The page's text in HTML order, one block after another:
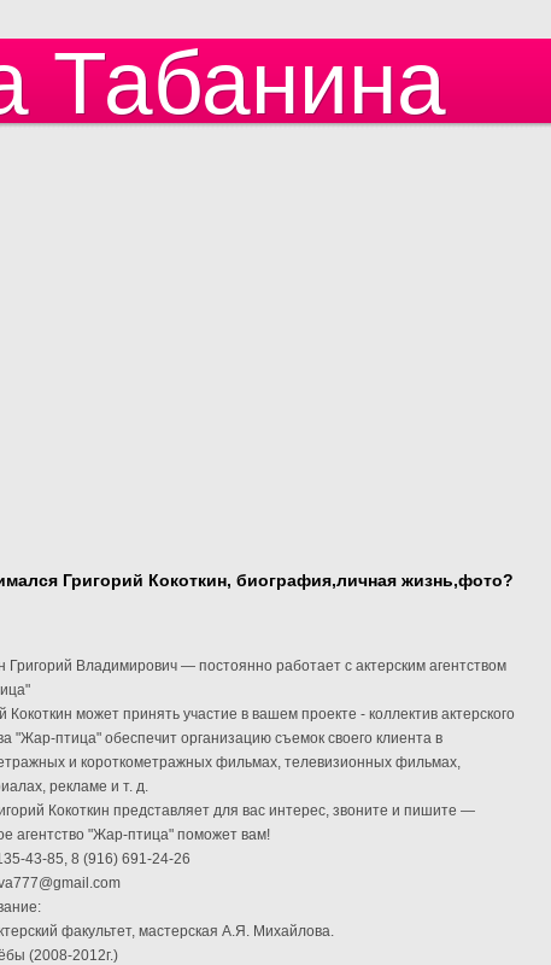
Табанина
Григорий Кокоткин, биография,личная жизнь,фото?
Григорий Владимирович — постоянно работает с актерским агентством
Кокоткин может принять участие в вашем проекте - коллектив актерского
"Жар-птица" обеспечит организацию съемок своего клиента в
и короткометражных фильмах, телевизионных фильмах,
рекламе и т. д.
Кокоткин представляет для вас интерес, звоните и пишите —
агентство "Жар-птица" поможет вам!
43-85, 8 (916) 691-24-26
факультет, мастерская А.Я. Михайлова.
(2008-2012г.)